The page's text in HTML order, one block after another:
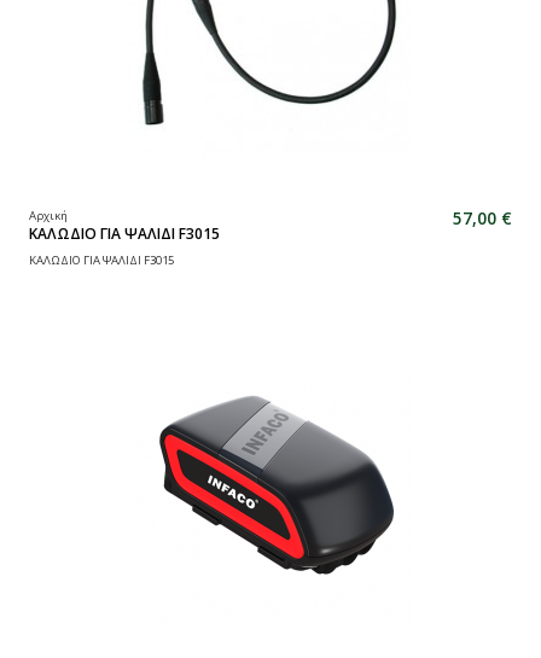
Αρχική
ΚΑΛΩΔΙΟ ΓΙΑ ΨΑΛΙΔΙ F3015
57,00 €
ΚΑΛΩΔΙΟ ΓΙΑ ΨΑΛΙΔΙ F3015